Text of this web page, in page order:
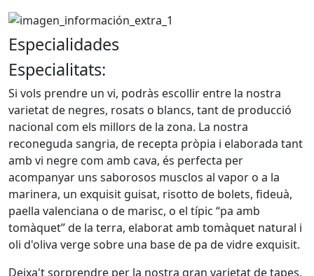
Especialidades
Especialitats:
Si vols prendre un vi, podràs escollir entre la nostra
varietat de negres, rosats o blancs, tant de producció
nacional com els millors de la zona. La nostra
reconeguda sangria, de recepta pròpia i elaborada tant
amb vi negre com amb cava, és perfecta per
acompanyar uns saborosos musclos al vapor o a la
marinera, un exquisit guisat, risotto de bolets, fideuà,
paella valenciana o de marisc, o el típic “pa amb
tomàquet” de la terra, elaborat amb tomàquet natural i
oli d'oliva verge sobre una base de pa de vidre exquisit.
Deixa't sorprendre per la nostra gran varietat de tapes,